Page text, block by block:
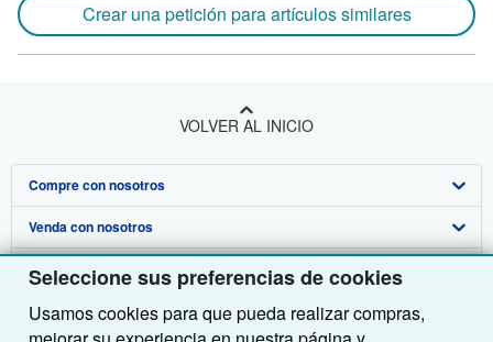
Seleccione sus preferencias de cookies
Usamos cookies para que pueda realizar compras,
Crear una petición para artículos similares
VOLVER AL INICIO
Compre con nosotros
Búsqueda avanzada
Colecciones
Mi cuenta
Venda con nosotros
Comenzar a vender
Únase a nuestro programa de afiliados
Sobre nosotros
Sobre IberLibro
Obtener Ayuda